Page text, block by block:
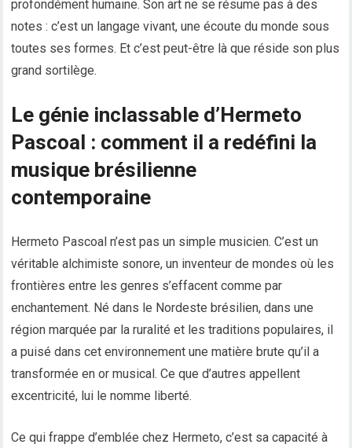
profondément humaine. Son art ne se résume pas à des
notes : c’est un langage vivant, une écoute du monde sous
toutes ses formes. Et c’est peut-être là que réside son plus
grand sortilège.
Le génie inclassable d’Hermeto
Pascoal : comment il a redéfini la
musique brésilienne
contemporaine
Hermeto Pascoal n’est pas un simple musicien. C’est un
véritable alchimiste sonore, un inventeur de mondes où les
frontières entre les genres s’effacent comme par
enchantement. Né dans le Nordeste brésilien, dans une
région marquée par la ruralité et les traditions populaires, il
a puisé dans cet environnement une matière brute qu’il a
transformée en or musical. Ce que d’autres appellent
excentricité, lui le nomme liberté.
Ce qui frappe d’emblée chez Hermeto, c’est sa capacité à